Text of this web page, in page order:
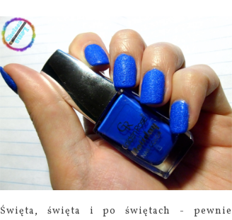
Święta, święta i po świętach - pewnie